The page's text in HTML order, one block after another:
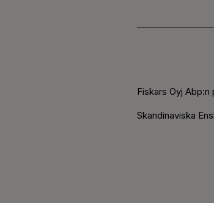
Fiskars Oyj Abp:n
Skandinaviska